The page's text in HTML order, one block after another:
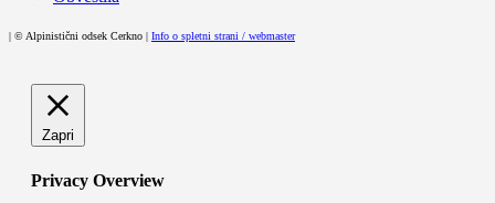
| © Alpinistični odsek Cerkno | Info o spletni strani / webmaster
Zapri
Privacy Overview